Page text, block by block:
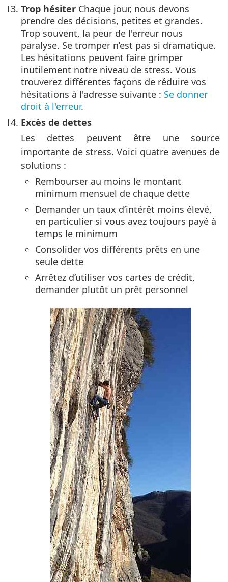
Trop hésiter Chaque jour, nous devons
prendre des décisions, petites et grandes.
Trop souvent, la peur de l'erreur nous
paralyse. Se tromper n’est pas si dramatique.
Les hésitations peuvent faire grimper
inutilement notre niveau de stress. Vous
trouverez différentes façons de réduire vos
hésitations à l'adresse suivante : Se donner
droit à l'erreur.
Excès de dettes
Les dettes peuvent être une source
importante de stress. Voici quatre avenues de
solutions :
Rembourser au moins le montant
minimum mensuel de chaque dette
Demander un taux d’intérêt moins élevé,
en particulier si vous avez toujours payé à
temps le minimum
Consolider vos différents prêts en une
seule dette
Arrêtez d’utiliser vos cartes de crédit,
demander plutôt un prêt personnel